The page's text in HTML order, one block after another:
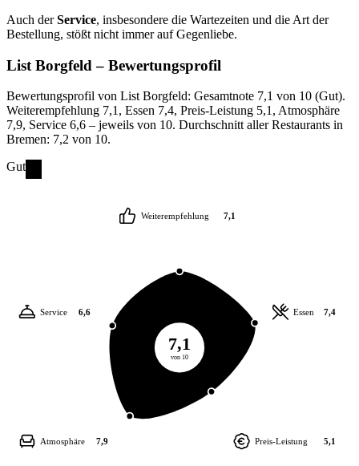
Auch derService, insbesondere die Wartezeiten und die Art der
Bestellung, stößt nicht immer auf Gegenliebe.
List Borgfeld – Bewertungsprofil
Bewertungsprofil von List Borgfeld: Gesamtnote 7,1 von 10 (Gut).
Weiterempfehlung 7,1, Essen 7,4, Preis-Leistung 5,1, Atmosphäre
7,9, Service 6,6 – jeweils von 10. Durchschnitt aller Restaurants in
Bremen: 7,2 von 10.
Gut
7,1
von 10
Weiterempfehlung 7,1
Essen 7,4
Preis-Leistung 5,1
Atmosphäre 7,9
Service 6,6